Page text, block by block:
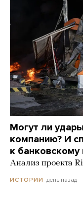
Могут ли
компанию? И
к банковскому
Анализ проекта
ИСТОРИИ день назад